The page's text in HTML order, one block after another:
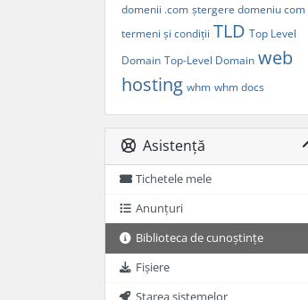
domenii .com ștergere domeniu com
termeni și condiții TLD Top Level
Domain Top-Level Domain web
hosting whm whm docs
Asistență
Tichetele mele
Anunțuri
Biblioteca de cunoștințe
Fișiere
Starea sistemelor